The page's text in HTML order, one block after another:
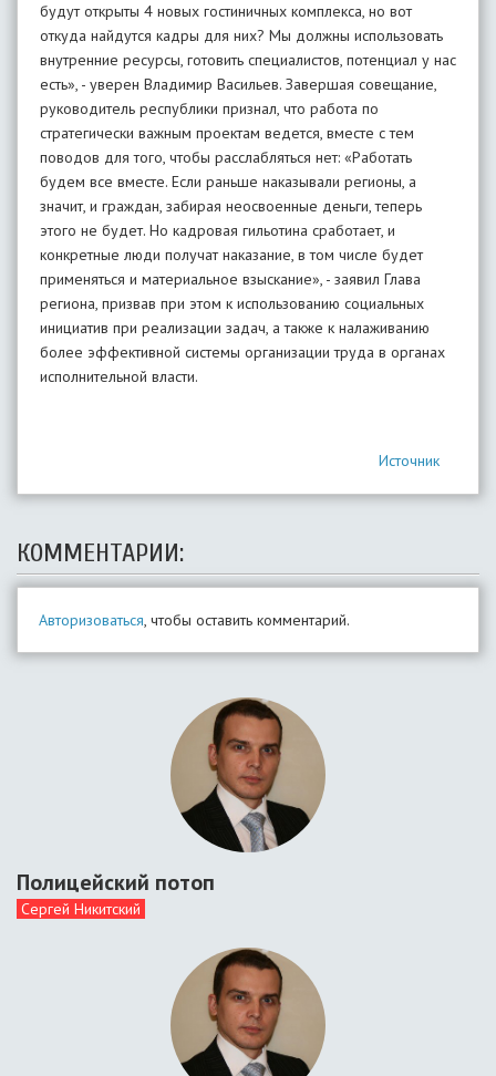
будут открыты 4 новых гостиничных комплекса, но вот
откуда найдутся кадры для них? Мы должны использовать
внутренние ресурсы, готовить специалистов, потенциал у нас
есть», - уверен Владимир Васильев. Завершая совещание,
руководитель республики признал, что работа по
стратегически важным проектам ведется, вместе с тем
поводов для того, чтобы расслабляться нет: «Работать
будем все вместе. Если раньше наказывали регионы, а
значит, и граждан, забирая неосвоенные деньги, теперь
этого не будет. Но кадровая гильотина сработает, и
конкретные люди получат наказание, в том числе будет
применяться и материальное взыскание», - заявил Глава
региона, призвав при этом к использованию социальных
инициатив при реализации задач, а также к налаживанию
более эффективной системы организации труда в органах
исполнительной власти.
Источник
КОММЕНТАРИИ:
Авторизоваться, чтобы оставить комментарий.
Полицейский потоп
Сергей Никитский